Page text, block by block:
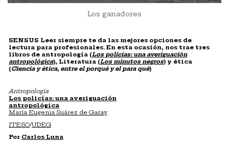
Los ganadores
SENSUS Leer siempre te da las mejores opciones de
lectura para profesionales. En esta ocasión, nos trae tres
libros de antropología (Los policías: una averiguación
antropológica), Literatura (Los minutos negros) y ética
(Ciencia y ética, entre el porqué y el para qué)
Antropología
Los policías: una averiguación
antropológica
María Eugenia Suárez de Garay
ITESO/UDEG
Por Carlos Luna